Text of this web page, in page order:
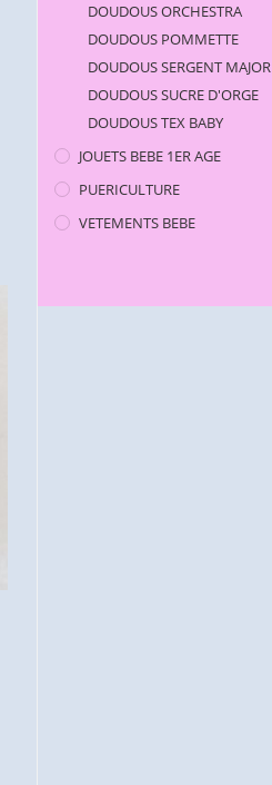
DOUDOUS ORCHESTRA
DOUDOUS POMMETTE
DOUDOUS SERGENT MAJOR
DOUDOUS SUCRE D'ORGE
DOUDOUS TEX BABY
JOUETS BEBE 1ER AGE
PUERICULTURE
VETEMENTS BEBE